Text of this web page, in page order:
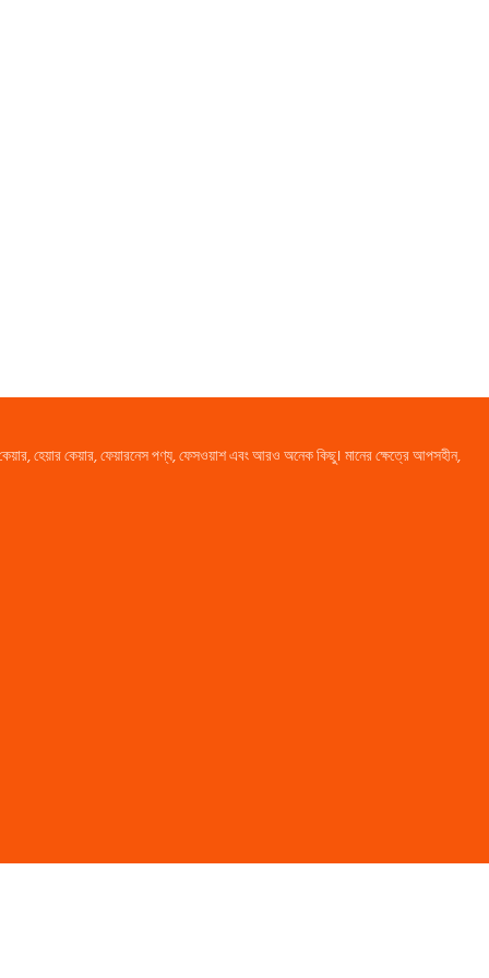
হেয়ার কেয়ার, ফেয়ারনেস পণ্য, ফেসওয়াশ এবং আরও অনেক কিছু। মানের ক্ষেত্রে আপসহীন,